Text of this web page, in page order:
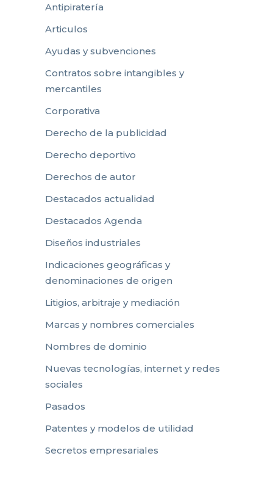
Antipiratería
Articulos
Ayudas y subvenciones
Contratos sobre intangibles y
mercantiles
Corporativa
Derecho de la publicidad
Derecho deportivo
Derechos de autor
Destacados actualidad
Destacados Agenda
Diseños industriales
Indicaciones geográficas y
denominaciones de origen
Litigios, arbitraje y mediación
Marcas y nombres comerciales
Nombres de dominio
Nuevas tecnologías, internet y redes
sociales
Pasados
Patentes y modelos de utilidad
Secretos empresariales